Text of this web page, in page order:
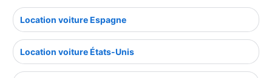
Location voiture Espagne
Location voiture États-Unis